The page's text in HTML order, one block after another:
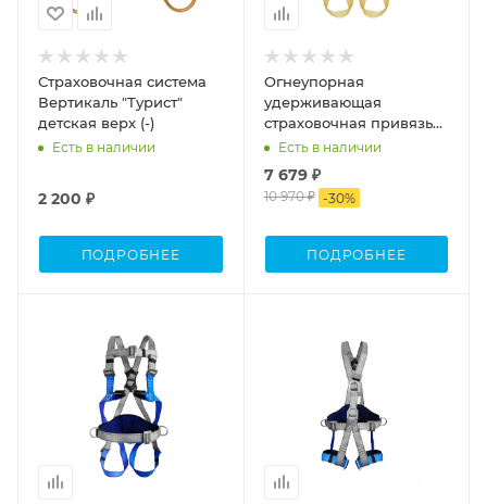
Страховочная система
Вертикаль "Турист"
детская верх (-)
Есть в наличии
2 200 ₽
ПОДРОБНЕЕ
Огнеупорная
удерживающая
страховочная привязь
УСП-2Ж4 ОГ
Есть в наличии
7 679 ₽
10 970 ₽ -30%
ПОДРОБНЕЕ
Максимальная
нагрузка, кг.
Масса, кг.